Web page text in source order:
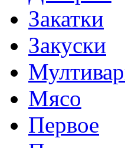
Закатки
Закуски
Мясо
Первое